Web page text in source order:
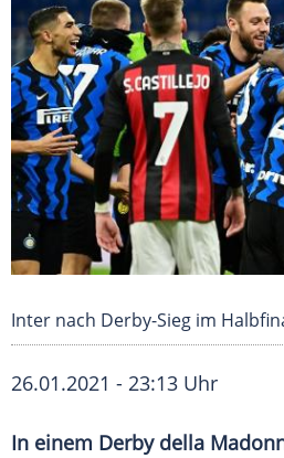
Inter nach Derby-Sieg im
26.01.2021 - 23:13 Uhr
In einem Derby della